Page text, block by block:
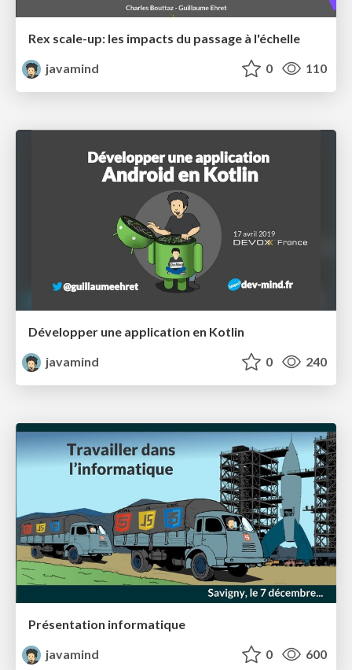
Rex scale-up: les impacts du passage à l'échelle
javamind
0 110
Développer une application en Kotlin
javamind
0 240
Présentation informatique
javamind
0 600